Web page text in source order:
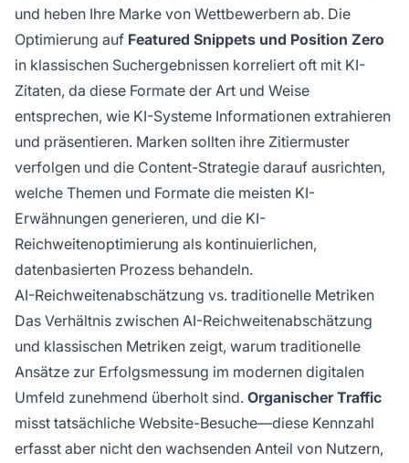
und heben Ihre Marke von Wettbewerbern ab. Die
Optimierung auf Featured Snippets und Position Zero
in klassischen Suchergebnissen korreliert oft mit KI-
Zitaten, da diese Formate der Art und Weise
entsprechen, wie KI-Systeme Informationen extrahieren
und präsentieren. Marken sollten ihre Zitiermuster
verfolgen und die Content-Strategie darauf ausrichten,
welche Themen und Formate die meisten KI-
Erwähnungen generieren, und die KI-
Reichweitenoptimierung als kontinuierlichen,
datenbasierten Prozess behandeln.
AI-Reichweitenabschätzung vs. traditionelle Metriken
Das Verhältnis zwischen AI-Reichweitenabschätzung
und klassischen Metriken zeigt, warum traditionelle
Ansätze zur Erfolgsmessung im modernen digitalen
Umfeld zunehmend überholt sind. Organischer Traffic
misst tatsächliche Website-Besuche—diese Kennzahl
erfasst aber nicht den wachsenden Anteil von Nutzern,